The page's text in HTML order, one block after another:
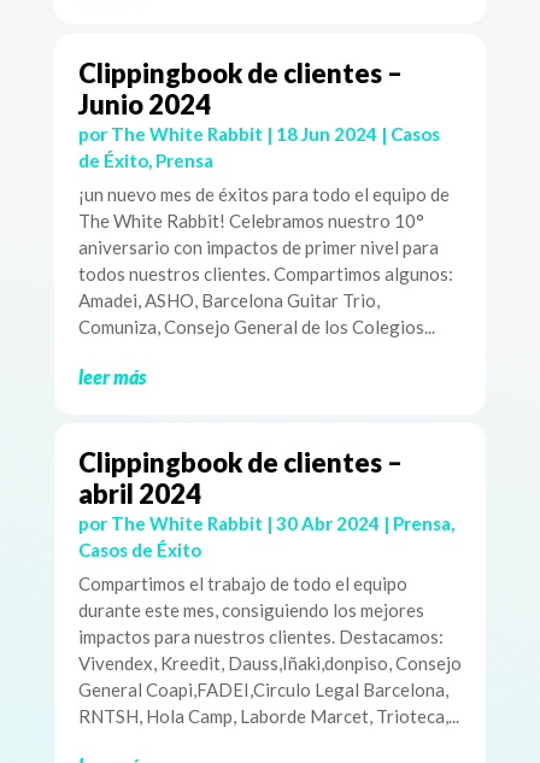
Clippingbook de clientes –
Junio 2024
por The White Rabbit | 18 Jun 2024 | Casos
de Éxito, Prensa
¡un nuevo mes de éxitos para todo el equipo de
The White Rabbit! Celebramos nuestro 10°
aniversario con impactos de primer nivel para
todos nuestros clientes. Compartimos algunos:
Amadei, ASHO, Barcelona Guitar Trio,
Comuniza, Consejo General de los Colegios...
leer más
Clippingbook de clientes –
abril 2024
por The White Rabbit | 30 Abr 2024 | Prensa,
Casos de Éxito
Compartimos el trabajo de todo el equipo
durante este mes, consiguiendo los mejores
impactos para nuestros clientes. Destacamos:
Vivendex, Kreedit, Dauss,Iñaki,donpiso, Consejo
General Coapi,FADEI,Circulo Legal Barcelona,
RNTSH, Hola Camp, Laborde Marcet, Trioteca,...